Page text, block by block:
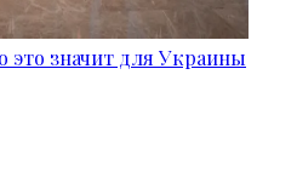
это значит для Украины